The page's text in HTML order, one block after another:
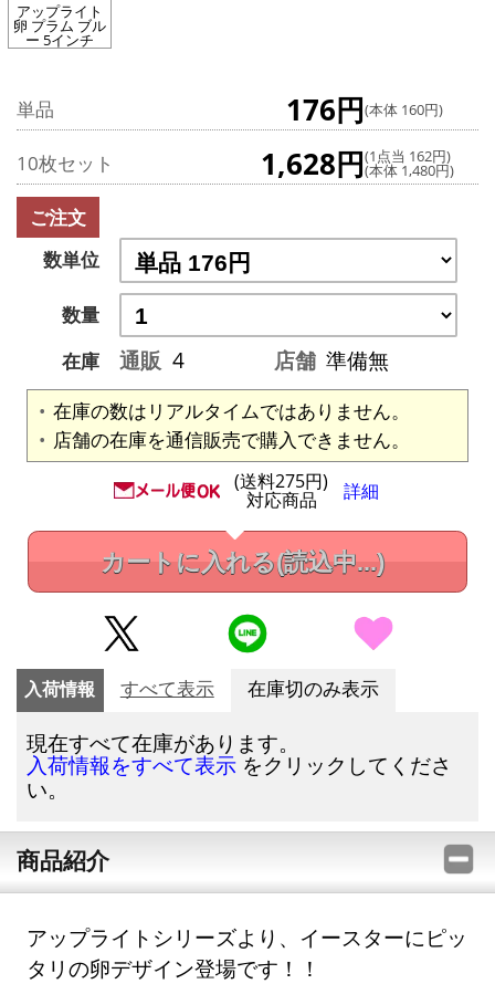
アップライト
卵 プラム ブル
ー 5インチ
単品 176円(本体 160円)
10枚セット 1,628円(1点当 162円)
(本体 1,480円)
ご注文
数単位
数量
在庫
通販 4 店舗 準備無
在庫の数はリアルタイムではありません。
店舗の在庫を通信販売で購入できません。
(送料275円)
対応商品 詳細
カートに入れる(読込中...)
入荷情報 すべて表示 在庫切のみ表示
現在すべて在庫があります。
入荷情報をすべて表示 をクリックしてくださ
い。
商品紹介
アップライトシリーズより、イースターにピッ
タリの卵デザイン登場です！！